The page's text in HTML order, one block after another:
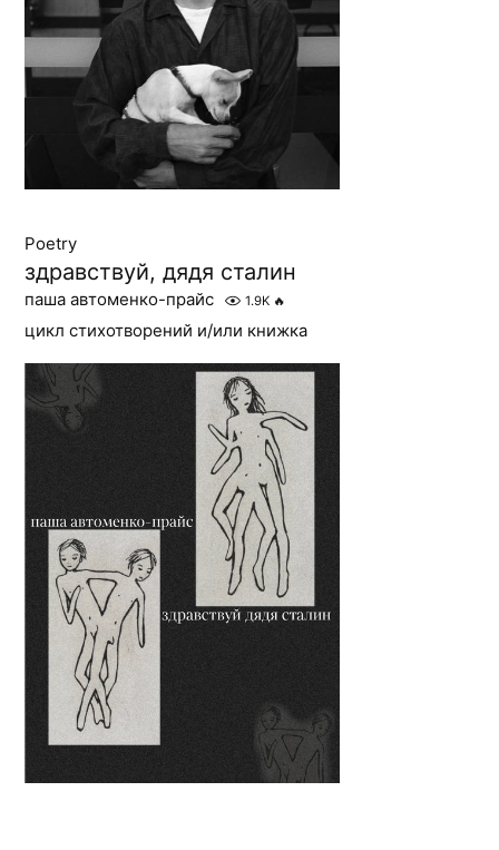
Poetry
здравствуй, дядя сталин
паша автоменко-прайс 1.9K 🔥
цикл стихотворений и/или книжка